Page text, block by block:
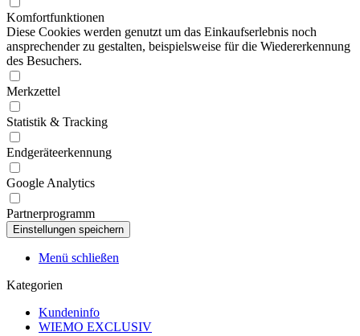
Komfortfunktionen
Diese Cookies werden genutzt um das Einkaufserlebnis noch
ansprechender zu gestalten, beispielsweise für die Wiedererkennung
des Besuchers.
Merkzettel
Statistik & Tracking
Endgeräteerkennung
Google Analytics
Partnerprogramm
Menü schließen
Kategorien
Kundeninfo
WIEMO EXCLUSIV